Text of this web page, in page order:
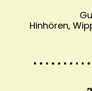
Hinhören,